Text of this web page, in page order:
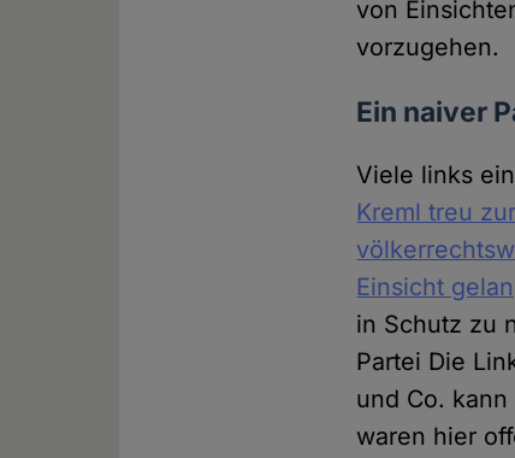
von
vorzugehen.
Ein naiver
Viele links
Kreml treu
Einsicht
in Schutz zu
Partei Die
und Co.
waren hier